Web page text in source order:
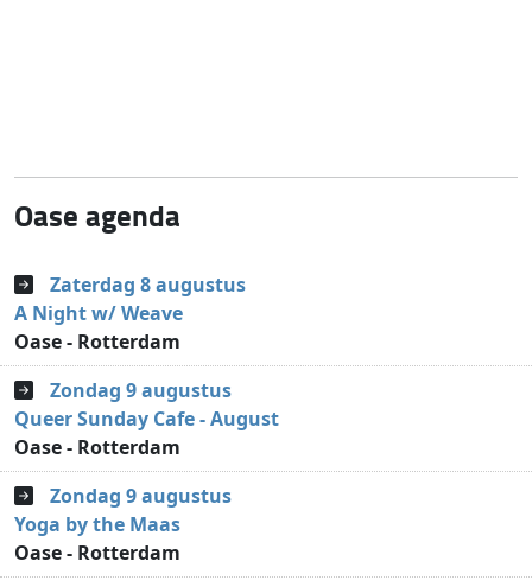
Oase agenda
Zaterdag 8 augustus
A Night w/ Weave
Oase - Rotterdam
Zondag 9 augustus
Queer Sunday Cafe - August
Oase - Rotterdam
Zondag 9 augustus
Yoga by the Maas
Oase - Rotterdam